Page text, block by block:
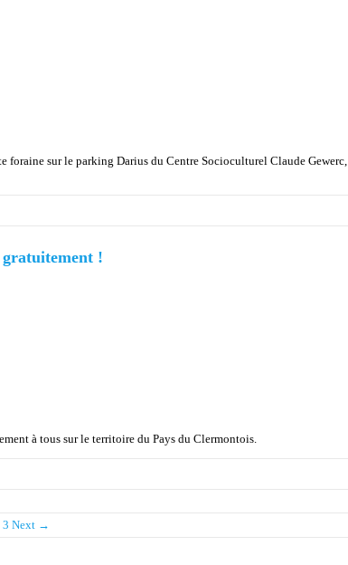
sur le parking Darius du Centre Socioculturel Claude Gewerc,
!
à tous sur le territoire du Pays du Clermontois.
3 Next →